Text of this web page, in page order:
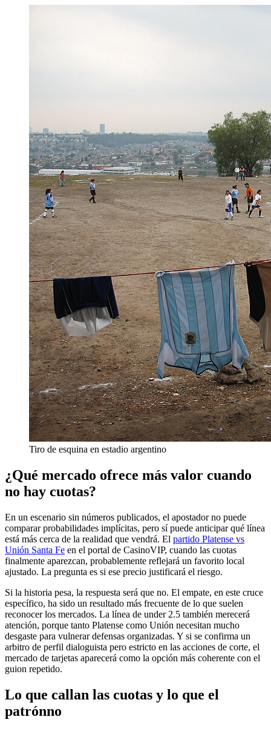
Tiro de esquina en estadio argentino
¿Qué mercado ofrece más valor cuando
no hay cuotas?
En un escenario sin números publicados, el apostador no puede
comparar probabilidades implícitas, pero sí puede anticipar qué línea
está más cerca de la realidad que vendrá. El partido Platense vs
Unión Santa Fe en el portal de CasinoVIP, cuando las cuotas
finalmente aparezcan, probablemente reflejará un favorito local
ajustado. La pregunta es si ese precio justificará el riesgo.
Si la historia pesa, la respuesta será que no. El empate, en este cruce
específico, ha sido un resultado más frecuente de lo que suelen
reconocer los mercados. La línea de under 2.5 también merecerá
atención, porque tanto Platense como Unión necesitan mucho
desgaste para vulnerar defensas organizadas. Y si se confirma un
arbitro de perfil dialoguista pero estricto en las acciones de corte, el
mercado de tarjetas aparecerá como la opción más coherente con el
guion repetido.
Lo que callan las cuotas y lo que el
patrónno